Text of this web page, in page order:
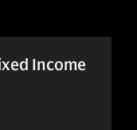
Income